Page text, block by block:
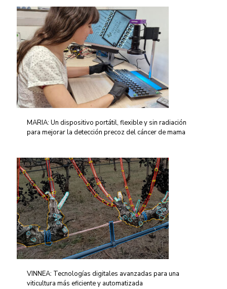
MARIA: Un dispositivo portátil, flexible y sin radiación
para mejorar la detección precoz del cáncer de mama
VINNEA: Tecnologías digitales avanzadas para una
viticultura más eficiente y automatizada